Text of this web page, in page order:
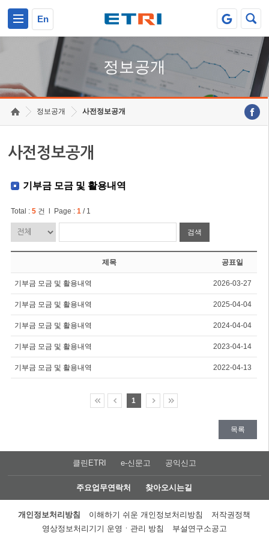
En
정보공개
정보공개 사전정보공개
사전정보공개
기부금 모금 및 활용내역
Total : 5건 l Page : 1/ 1
검색
제목 공표일
기부금 모금 및 활용내역 2026-03-27
기부금 모금 및 활용내역 2025-04-04
기부금 모금 및 활용내역 2024-04-04
기부금 모금 및 활용내역 2023-04-14
기부금 모금 및 활용내역 2022-04-13
1
목록
클린ETRI e-신문고 공익신고
주요업무연락처 찾아오시는길
개인정보처리방침 이해하기 쉬운 개인정보처리방침
저작권정책
영상정보처리기기 운영ㆍ관리 방침
부설연구소공고